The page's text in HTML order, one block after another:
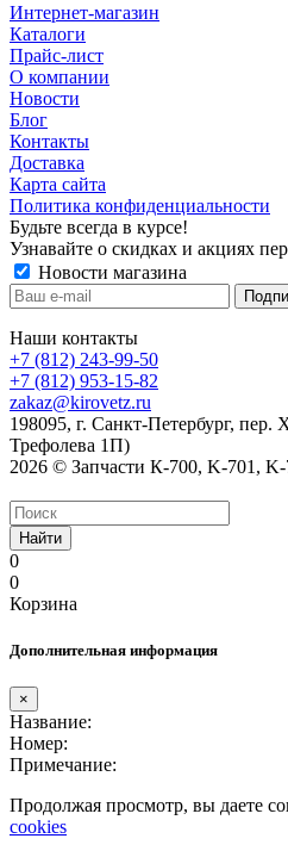
Интернет-магазин
Каталоги
Прайс-лист
О компании
Новости
Блог
Контакты
Доставка
Карта сайта
Политика конфиденциальности
Будьте всегда в курсе!
Узнавайте о скидках и акциях
Новости магазина
Наши контакты
+7 (812) 243-99-50
+7 (812) 953-15-82
zakaz@kirovetz.ru
198095, г. Санкт-Петербург, пер.
Трефолева 1П)
2026 © Запчасти К-700, K-701,
Найти
0
0
Корзина
Дополнительная информация
×
Название:
Номер:
Примечание:
Продолжая просмотр, вы даете
cookies